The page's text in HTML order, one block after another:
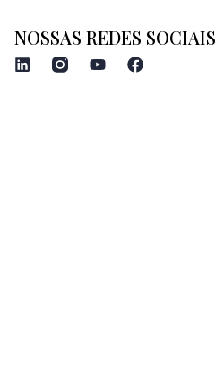
NOSSAS REDES SOCIAIS